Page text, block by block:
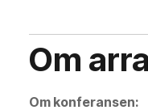
Om
Om konferansen: